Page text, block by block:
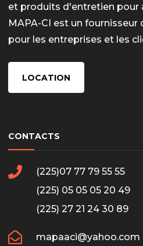
et produits d'entretien pour
MAPA-CI est un
pour les entreprises et les
LOCATION
CONTACTS
(225)07 77 79 55 55
(225) 05 05 05 20 49
(225) 27 21 24 30 89
mapaaci@yahoo.com